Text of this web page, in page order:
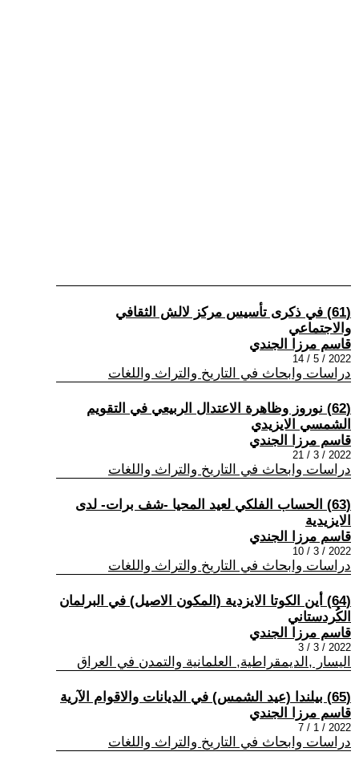
(61) في ذكرى تأسيس مركز لالش الثقافي
والاجتماعي
قاسم مرزا الجندي
2022 / 5 / 14
دراسات وابحاث في التاريخ والتراث واللغات
(62) نوروز وظاهرة الاعتدال الربيعي في التقويم
الشمسي الايزيدي
قاسم مرزا الجندي
2022 / 3 / 21
دراسات وابحاث في التاريخ والتراث واللغات
(63) الحساب الفلكي لعيد المحيا -شف برات- لدى
الايزيدية
قاسم مرزا الجندي
2022 / 3 / 10
دراسات وابحاث في التاريخ والتراث واللغات
(64) أين الكوتا الايزدية (المكون الاصيل) في البرلمان
الكُردستاني
قاسم مرزا الجندي
2022 / 3 / 3
اليسار ,الديمقراطية, العلمانية والتمدن في العراق
(65) بيلندا (عيد الشمس) في الديانات والاقوام الآرية
قاسم مرزا الجندي
2022 / 1 / 7
دراسات وابحاث في التاريخ والتراث واللغات